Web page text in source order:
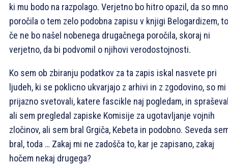
ki mu bodo na razpolago. Verjetno bo hitro opazil, da so
poročila o tem zelo podobna zapisu v knjigi Belogardizem,
če ne bo našel nobenega drugačnega poročila, skoraj ni
verjetno, da bi podvomil o njihovi verodostojnosti.
Ko sem ob zbiranju podatkov za ta zapis iskal nasvete pri
ljudeh, ki se poklicno ukvarjajo z arhivi in z zgodovino, so mi
prijazno svetovali, katere fascikle naj pogledam, in
ali sem pregledal zapiske Komisije za ugotavljanje vojnih
zločinov, ali sem bral Grgiča, Kebeta in podobno. Seveda
bral, toda … Zakaj mi ne zadošča to, kar je zapisano, zakaj
hočem nekaj drugega?